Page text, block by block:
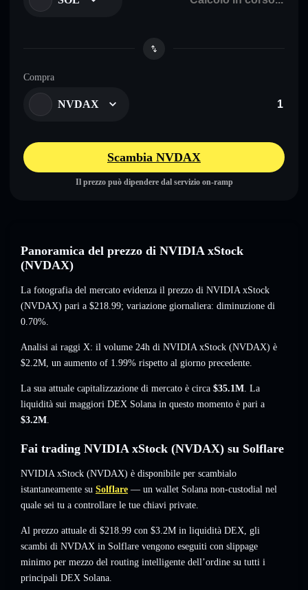
Compra
NVDAX
Scambia NVDAX
Il prezzo può dipendere dal servizio on-ramp
Panoramica del prezzo di NVIDIA xStock
(NVDAX)
La fotografia del mercato evidenza il prezzo di NVIDIA xStock
(NVDAX) pari a $218.99; variazione giornaliera: diminuzione di
0.70%.
Analisi ai raggi X: il volume 24h di NVIDIA xStock (NVDAX) è
$2.2M, un aumento of 1.99% rispetto al giorno precedente.
La sua attuale capitalizzazione di mercato è circa $35.1M. La
liquidità sui maggiori DEX Solana in questo momento è pari a
$3.2M.
Fai trading NVIDIA xStock (NVDAX) su Solflare
NVIDIA xStock (NVDAX) è disponibile per scambialo
istantaneamente su Solflare — un wallet Solana non-custodial nel
quale sei tu a controllare le tue chiavi private.
Al prezzo attuale di $218.99 con $3.2M in liquidità DEX, gli
scambi di NVDAX in Solflare vengono eseguiti con slippage
minimo per mezzo del routing intelligente dell’ordine su tutti i
principali DEX Solana.